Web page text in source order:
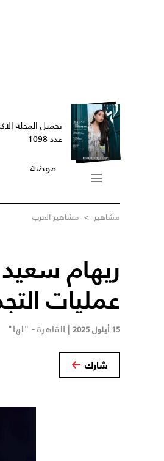
تحميل المجلة
عدد 1098
موضة
مشاهير > مشاهير العرب
ريهام
عمليات
15 أيلول 2025 | القاهرة - "لها"
شارك